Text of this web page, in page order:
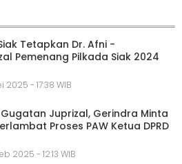
Tetapkan Dr. Afni -
Pemenang Pilkada Siak 2024
2025 - 17:38 WIB
Juprizal, Gerindra Minta
Proses PAW Ketua DPRD
2025 - 12:13 WIB